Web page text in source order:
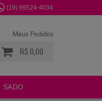
(19) 99524-4034
Meus Pedidos
R$ 0,00
SADO